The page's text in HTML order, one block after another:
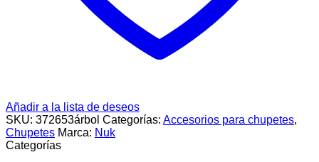
Añadir a la lista de deseos
SKU: 372653árbol Categorías: Accesorios para chupetes,
Chupetes Marca: Nuk
Categorías